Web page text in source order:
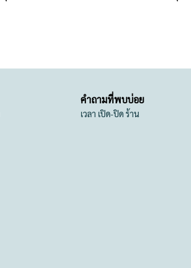
คำถามที่พบบ่อย
เวลา เปิด-ปิด ร้าน